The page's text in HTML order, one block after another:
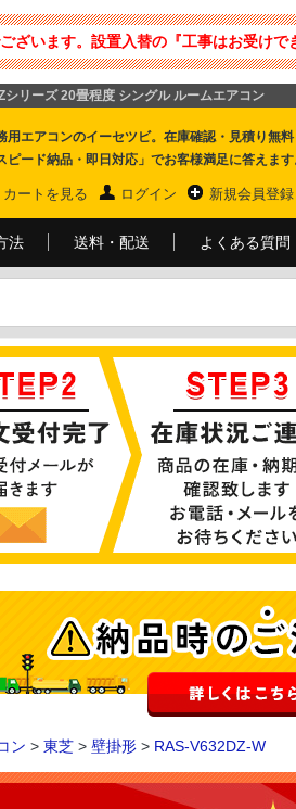
います。設置入替の『工事はお受け
リーズ 20畳程度 シングル ルームエアコン
用エアコンのイーセツビ。在庫確認・見積り無料
ピード納品・即日対応」でお客様満足に答えます
カートを見る ログイン 新規会員登録
法 送料・配送 よくある質問
ン > 東芝 > 壁掛形 > RAS-V632DZ-W